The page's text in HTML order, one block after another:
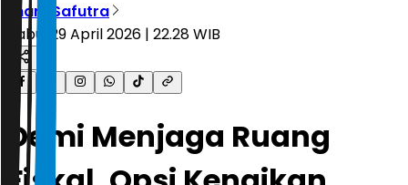
Ilham Safutra
Rabu, 29 April 2026 | 22.28 WIB
Demi Menjaga Ruang